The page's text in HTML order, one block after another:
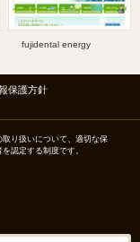
fujidental energy
保護方針
り扱いについて、適切な保
認定する制度です。